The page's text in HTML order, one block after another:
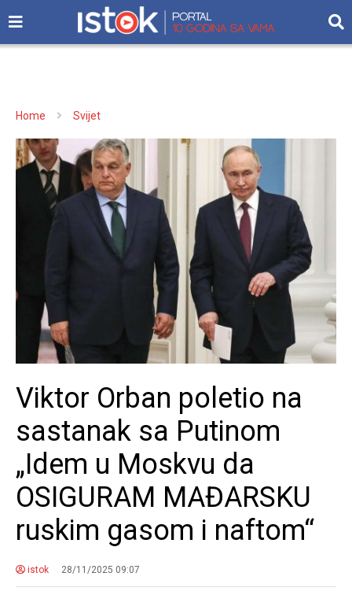
Home Svijet
Viktor Orban poletio na
sastanak sa Putinom
„Idem u Moskvu da
OSIGURAM MAĐARSKU
ruskim gasom i naftom“
istok 28/11/2025 09:07